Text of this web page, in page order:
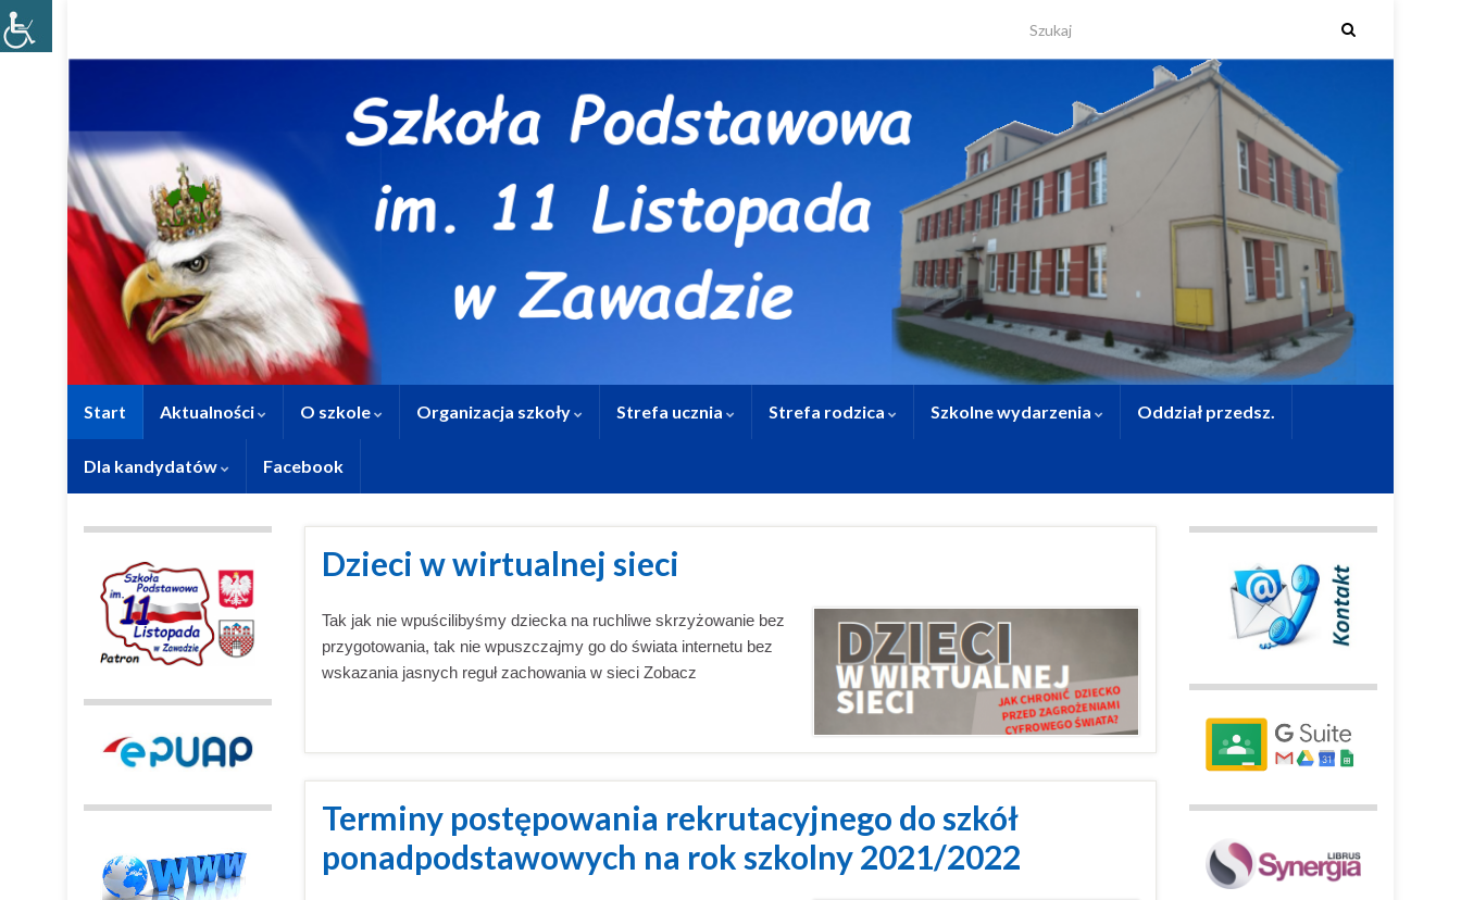
Start Aktualności O szkole Organizacja szkoły Strefa ucznia Strefa rodzica Szkolne wydarzenia Oddział przedsz.
Dla kandydatów Facebook
Dzieci w wirtualnej sieci
Tak jak nie wpuścilibyśmy dziecka na ruchliwe skrzyżowanie bez
przygotowania, tak nie wpuszczajmy go do świata internetu bez
wskazania jasnych reguł zachowania w sieci Zobacz
Terminy postępowania rekrutacyjnego do szkół
ponadpodstawowych na rok szkolny 2021/2022